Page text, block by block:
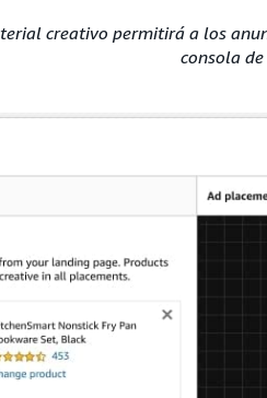
creativo permitirá a los
consola